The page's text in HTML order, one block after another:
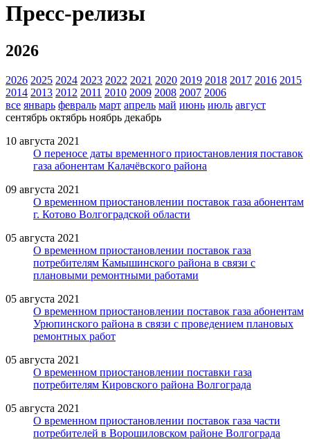
Пресс-релизы
2026
2026 2025 2024 2023 2022 2021 2020 2019 2018 2017 2016 2015
2014 2013 2012 2011 2010 2009 2008 2007 2006
все январь февраль март апрель май июнь июль август
сентябрь октябрь ноябрь декабрь
10 августа 2021
О переносе даты временного приостановления поставок
газа абонентам Калачёвского района
09 августа 2021
О временном приостановлении поставок газа абонентам
г. Котово Волгоградской области
05 августа 2021
О временном приостановлении поставок газа
потребителям Камышинского района в связи с
плановыми ремонтными работами
05 августа 2021
О временном приостановлении поставок газа абонентам
Урюпинского района в связи с проведением плановых
ремонтных работ
05 августа 2021
О временном приостановлении поставки газа
потребителям Кировского района Волгограда
05 августа 2021
О временном приостановлении поставок газа части
потребителей в Ворошиловском районе Волгограда